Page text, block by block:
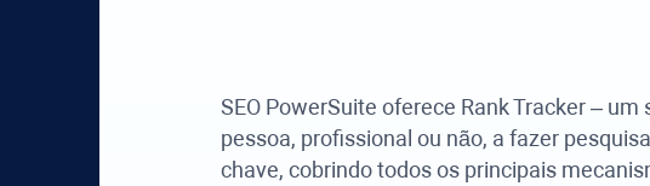
SEO PowerSuite oferece Rank Tracker– um
pessoa, profissional ou não, a fazer
chave, cobrindo todos os principais